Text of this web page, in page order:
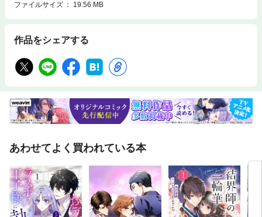
願いいたします。）
ファイルサイズ
19.56 MB
作品をシェアする
あわせてよく買われている本